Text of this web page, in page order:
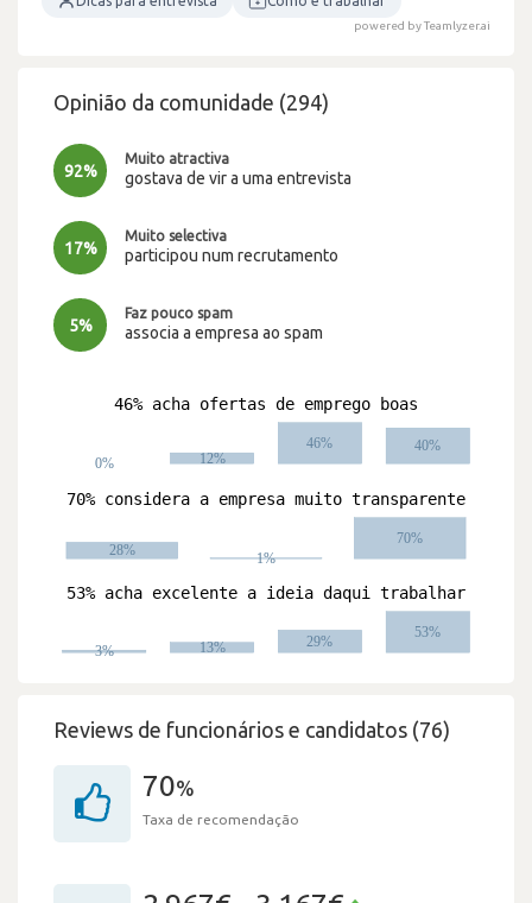
powered by Teamlyzer.ai
Opinião da comunidade (294)
92%
Muito atractiva
gostava de vir a uma entrevista
17%
Muito selectiva
participou num recrutamento
5%
Faz pouco spam
associa a empresa ao spam
Reviews de funcionários e candidatos (76)
70%
Taxa de recomendação